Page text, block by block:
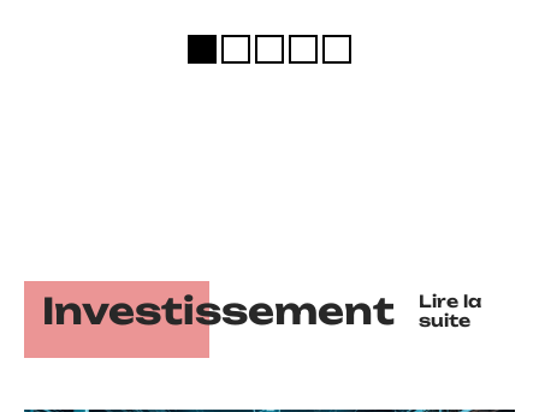
Investissement
Lire la
suite